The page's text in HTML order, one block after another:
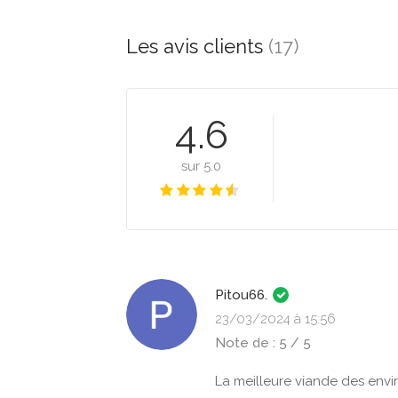
Les avis clients (17)
4.6
sur 5.0
Pitou66.
23/03/2024 à 15:56
Note de : 5 / 5
La meilleure viande des